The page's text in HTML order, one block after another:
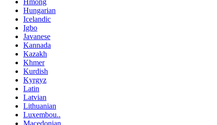
Hmong
Hungarian
Icelandic
Igbo
Javanese
Kannada
Kazakh
Khmer
Kurdish
Kyrgyz
Latin
Latvian
Lithuanian
Luxembou..
Macedonian